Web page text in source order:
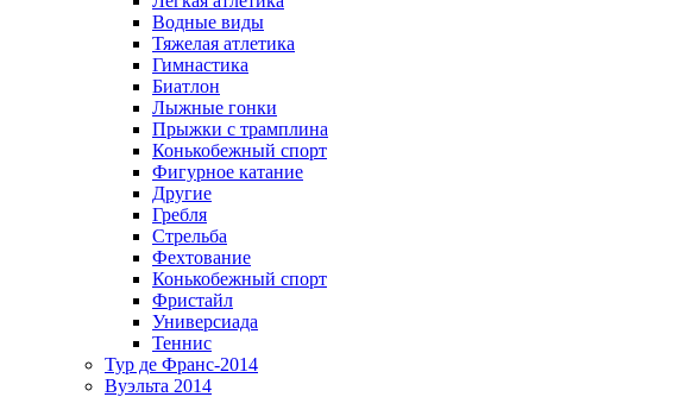
Водные виды
Тяжелая атлетика
Гимнастика
Биатлон
Лыжные гонки
Прыжки с трамплина
Конькобежный спорт
Фигурное катание
Другие
Гребля
Стрельба
Фехтование
Конькобежный спорт
Фристайл
Универсиада
Теннис
Тур де Франс-2014
Вуэльта 2014